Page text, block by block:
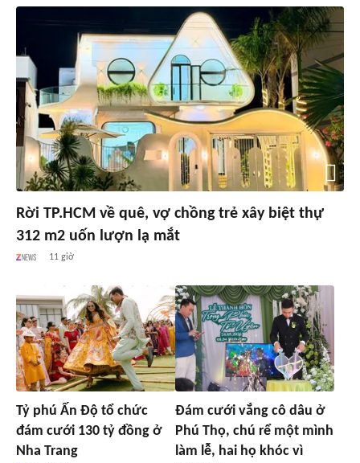
Rời TP.HCM về quê, vợ chồng trẻ xây biệt thự
312 m2 uốn lượn lạ mắt
11 giờ
Tỷ phú Ấn Độ tổ chức
đám cưới 130 tỷ đồng ở
Nha Trang
Đám cưới vắng cô dâu ở
Phú Thọ, chú rể một mình
làm lễ, hai họ khóc vì